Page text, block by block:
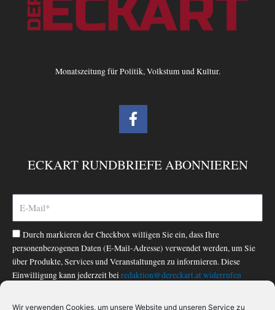
Wir verwenden Cookies, um unsere Website und unseren Service zu
Monatszeitung für Politik, Volkstum und Kultur.
F
a
b
o
-
f
ECKART RUNDBRIEFE ABONNIEREN
Durch markieren der Checkbox willigen Sie ein, dass Ihre
personenbezogenen Daten (E-Mail-Adresse) verwendet werden, um Sie
über Produkte, Services und Veranstaltungen zu informieren. Diese
Einwilligung kann jederzeit bei redaktion@dereckart.atwiderrufen
Datenschutzerklärung